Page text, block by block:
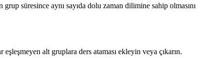
süresince aynı sayıda dolu zaman dilimine sahip olmasını
alt gruplara ders ataması ekleyin veya çıkarın.